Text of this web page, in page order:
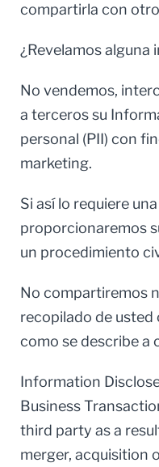
compartirla con
¿Revelamos
No vendemos,
a terceros su
personal (PII) con
marketing.
Si así lo requiere
proporcionaremos
un procedimiento
No compartiremos
recopilado de usted
como se describe a
Information
Business
third party as a
merger, acquisition